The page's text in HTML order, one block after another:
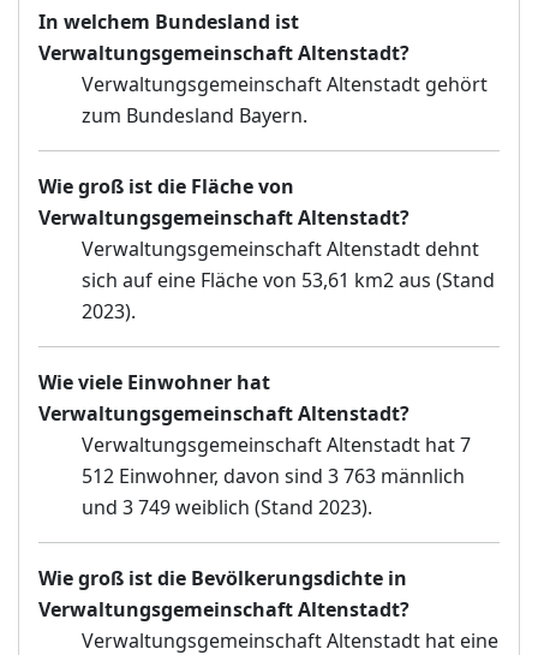
In welchem Bundesland ist
Verwaltungsgemeinschaft Altenstadt?
Verwaltungsgemeinschaft Altenstadt gehört
zum Bundesland Bayern.
Wie groß ist die Fläche von
Verwaltungsgemeinschaft Altenstadt?
Verwaltungsgemeinschaft Altenstadt dehnt
sich auf eine Fläche von 53,61 km2 aus (Stand
2023).
Wie viele Einwohner hat
Verwaltungsgemeinschaft Altenstadt?
Verwaltungsgemeinschaft Altenstadt hat 7
512 Einwohner, davon sind 3 763 männlich
und 3 749 weiblich (Stand 2023).
Wie groß ist die Bevölkerungsdichte in
Verwaltungsgemeinschaft Altenstadt?
Verwaltungsgemeinschaft Altenstadt hat eine